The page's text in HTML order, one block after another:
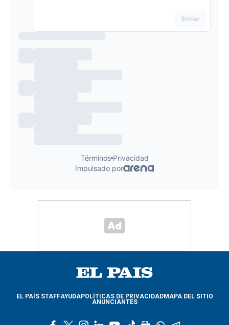
EL PAÍS STAFFAYUDAPOLÍTICAS DE PRIVACIDADMAPA DEL SITIO
ANUNCIANTES